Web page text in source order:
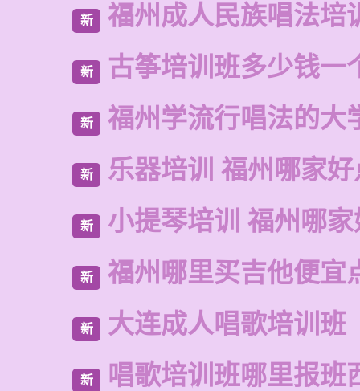
新 福州成人民族唱法培
新 古筝培训班多少钱一
新 福州学流行唱法的大
新 乐器培训 福州哪家好
新 小提琴培训 福州哪
新 福州哪里买吉他便宜
新 大连成人唱歌培训班
新 唱歌培训班哪里报班